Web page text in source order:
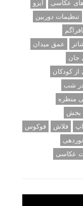
های عکاسی
ایزو
تنظیمات دوربین
عمق میدان
جان
کودکان
شب
منظره
بخش
فلاش
فوکوس
نوردهی
عکاسی